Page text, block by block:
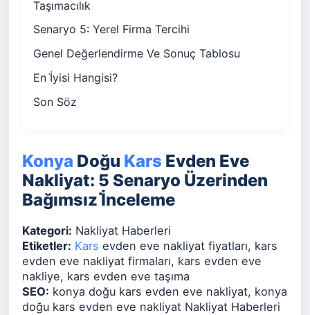
Taşımacılık
Senaryo 5: Yerel Firma Tercihi
Genel Değerlendirme Ve Sonuç Tablosu
En İ̇yisi Hangisi?
Son Söz
Konya Doğu Kars Evden Eve
Nakliyat: 5 Senaryo Üzerinden
Bağımsız İ̇nceleme
Kategori: Nakliyat Haberleri
Etiketler: Kars evden eve nakliyat fiyatları, kars
evden eve nakliyat firmaları, kars evden eve
nakliye, kars evden eve taşıma
SEO: konya doğu kars evden eve nakliyat, konya
doğu kars evden eve nakliyat Nakliyat Haberleri